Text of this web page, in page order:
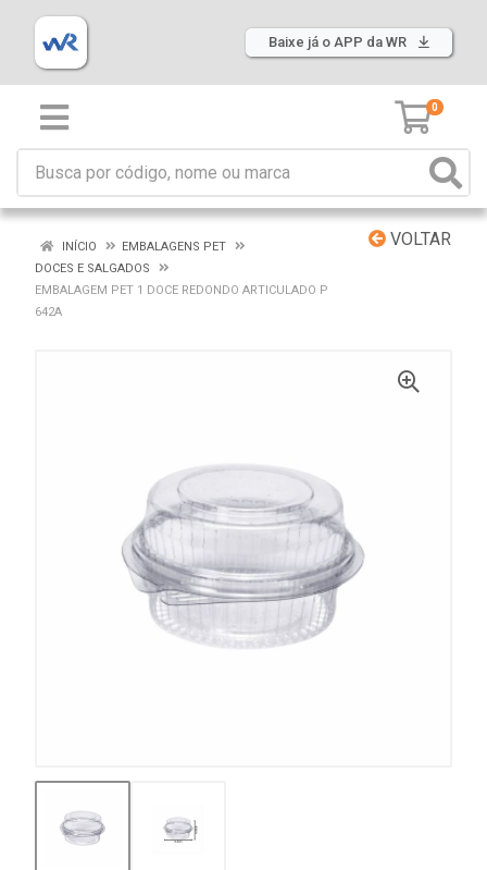
Baixe já o APP da WR
0
VOLTAR
INÍCIO
EMBALAGENS PET
DOCES E SALGADOS
EMBALAGEM PET 1 DOCE REDONDO ARTICULADO P
642A